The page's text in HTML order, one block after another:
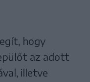
hogy
az adott
illetve